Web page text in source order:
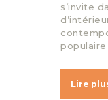
s’invite
populaire
Lire